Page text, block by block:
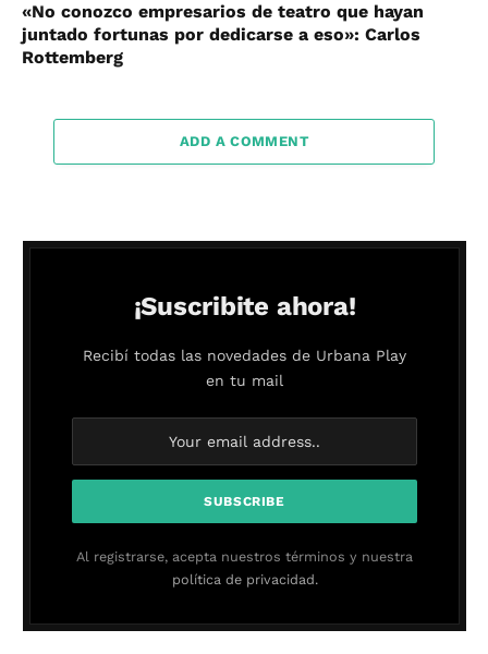
«No conozco empresarios de teatro que hayan
juntado fortunas por dedicarse a eso»: Carlos
Rottemberg
ADD A COMMENT
¡Suscribite ahora!
Recibí todas las novedades de Urbana Play
en tu mail
Al registrarse, acepta nuestros términos y nuestra
política de privacidad.